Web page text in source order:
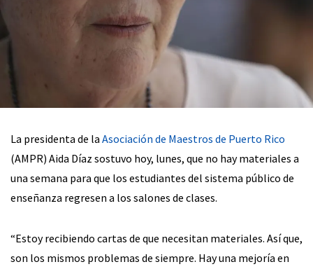
La presidenta de la Asociación de Maestros de Puerto Rico
(AMPR) Aida Díaz sostuvo hoy, lunes, que no hay materiales a
una semana para que los estudiantes del sistema público de
enseñanza regresen a los salones de clases.
“Estoy recibiendo cartas de que necesitan materiales. Así que,
son los mismos problemas de siempre. Hay una mejoría en